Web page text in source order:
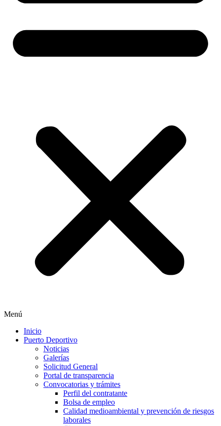
Menú
Inicio
Puerto Deportivo
Noticias
Galerías
Solicitud General
Portal de transparencia
Convocatorias y trámites
Perfil del contratante
Bolsa de empleo
Calidad medioambiental y prevención de riesgos
laborales